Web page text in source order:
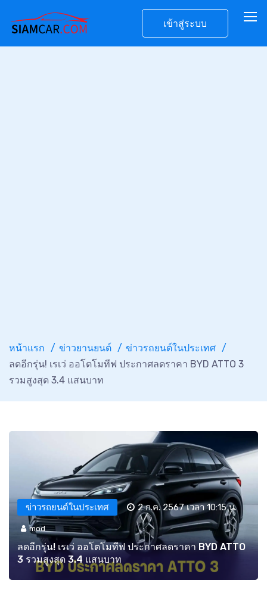
เข้าสู่ระบบ
หน้าแรก ข่าวยานยนต์
ข่าวรถยนต์ในประเทศ
ลดอีกรุ่น! เรเว่ ออโตโมทีฟ ประกาศลดราคา BYD ATTO 3
รวมสูงสุด 3.4 แสนบาท
ข่าวรถยนต์ในประเทศ 2 ก.ค. 2567 เวลา 10:15 น.
mod
ลดอีกรุ่น! เรเว่ ออโตโมทีฟ ประกาศลดราคา BYD ATTO
3 รวมสูงสุด 3.4 แสนบาท